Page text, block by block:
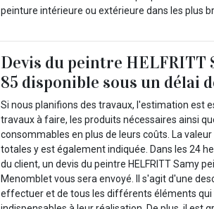
peinture intérieure ou extérieure dans les plus
Devis du peintre HELFRITT
85 disponible sous un délai
Si nous planifions des travaux, l'estimation est
travaux à faire, les produits nécessaires ainsi
consommables en plus de leurs coûts. La
totales y est également indiquée. Dans les 24
du client, un devis du peintre HELFRITT Samy
Menomblet vous sera envoyé. Il s'agit d'une
effectuer et de tous les différents éléments qui